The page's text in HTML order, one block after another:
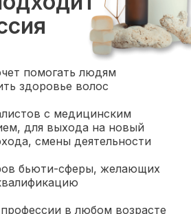
помогать людям
здоровье волос
с медицинским
для выхода на новый
смены деятельности
бьюти-сферы, желающих
в любом возрасте